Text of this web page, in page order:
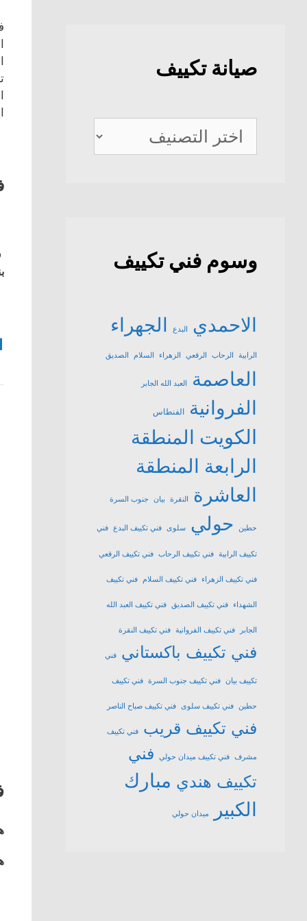
صيانة تكييف
صيانة
تكييف
وسوم فني تكييف
الاحمدي البدع الجهراء
الرابية الرحاب الرقعي الزهراء السلام الصديق
العاصمة العبد الله الجابر
الفروانية الفنطاس
الكويت المنطقة
الرابعة المنطقة
العاشرة
النقرة بيان جنوب السرة
حطين حولي سلوى فني تكييف البدع فني
تكييف الرابية فني تكييف الرحاب فني تكييف الرقعي
فني تكييف الزهراء فني تكييف السلام فني تكييف
الشهداء فني تكييف الصديق فني تكييف العبد الله
الجابر فني تكييف الفروانية فني تكييف النقرة
فني تكييف باكستاني فني
تكييف بيان فني تكييف جنوب السرة فني تكييف
حطين فني تكييف سلوى فني تكييف صباح الناصر
فني تكييف قريب فني تكييف
مشرف فني تكييف ميدان حولي
فني
تكييف هندي مبارك
الكبير
ميدان حولي